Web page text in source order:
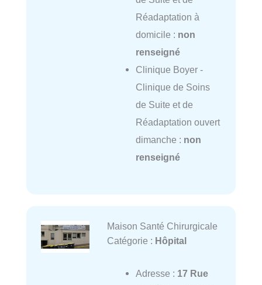
Réadaptation à
domicile : non
renseigné
Clinique Boyer -
Clinique de Soins
de Suite et de
Réadaptation ouvert
dimanche : non
renseigné
Maison Santé Chirurgicale
Catégorie : Hôpital
Adresse : 17 Rue